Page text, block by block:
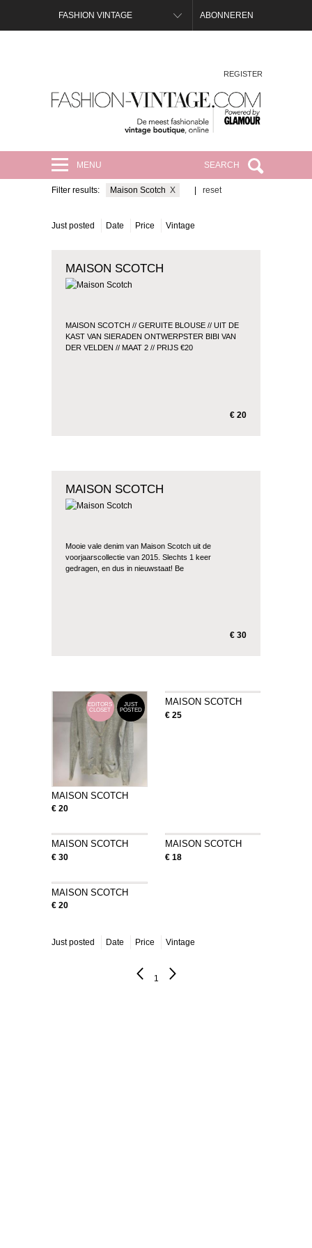
FASHION VINTAGE ABONNEREN
MENU SEARCH
REGISTER
Filter results: Maison Scotch X reset
Just posted Date Price Vintage
MAISON SCOTCH
MAISON SCOTCH // GERUITE BLOUSE // UIT DE
KAST VAN SIERADEN ONTWERPSTER BIBI VAN
DER VELDEN // MAAT 2 // PRIJS €20
€ 20
MAISON SCOTCH
Mooie vale denim van Maison Scotch uit de
voorjaarscollectie van 2015. Slechts 1 keer
gedragen, en dus in nieuwstaat! Be
€ 30
MAISON SCOTCH
€ 20
JUST
POSTED
EDITORS
CLOSET
MAISON SCOTCH
€ 25
MAISON SCOTCH
€ 30
MAISON SCOTCH
€ 18
MAISON SCOTCH
€ 20
Just posted Date Price Vintage
1